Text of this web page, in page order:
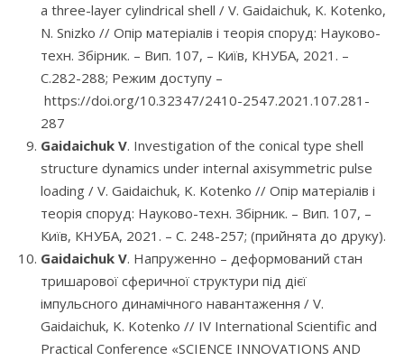
a three-layer cylindrical shell / V. Gaidaichuk, K. Kotenko,
N. Snizko // Опір матеріалів і теорія споруд: Науково-
техн. Збірник. – Вип. 107, – Київ, КНУБА, 2021. –
C.282-288; Режим доступу –
https://doi.org/10.32347/2410-2547.2021.107.281-
287
Gaidaichuk V. Investigation of the conical type shell
structure dynamics under internal axisymmetric pulse
loading / V. Gaidaichuk, K. Kotenko // Опір матеріалів і
теорія споруд: Науково-техн. Збірник. – Вип. 107, –
Київ, КНУБА, 2021. – C. 248-257; (прийнята до друку).
Gaidaichuk V. Напруженно – деформований стан
тришарової сферичної структури під дієї
імпульсного динамічного навантаження / V.
Gaidaichuk, K. Kotenko // IV International Scientific and
Practical Conference «SCIENCE INNOVATIONS AND